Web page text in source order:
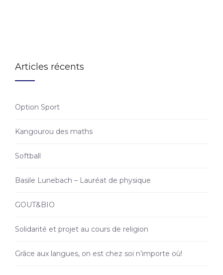
Articles récents
Option Sport
Kangourou des maths
Softball
Basile Lunebach – Lauréat de physique
GOUT&BIO
Solidarité et projet au cours de religion
Grâce aux langues, on est chez soi n’importe où!